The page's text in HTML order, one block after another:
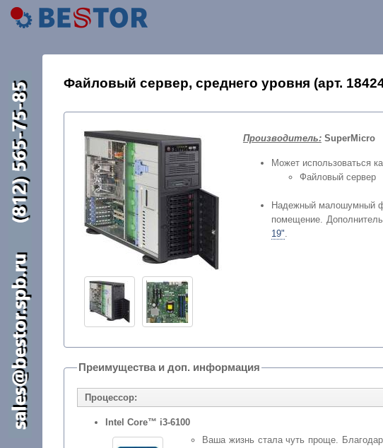
Файловый сервер, среднего уровня (арт.
Производитель:SuperMicro
Может использоваться
Файловый сервер
Надежный малошумный файл-сервер максимальной емкостью до 24Tb. Не требует установки в отдельное
помещение.
19".
Преимущества и доп. информация
Процессор:
Intel Core™ i3-6100
Ваша жизнь стала чуть проще.